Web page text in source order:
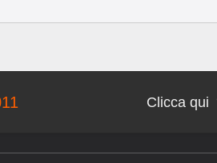
Clicca qui